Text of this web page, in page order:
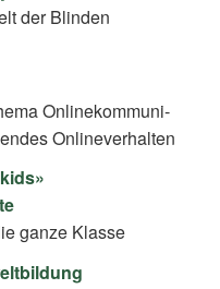
der Blinden
On­line­kom­mu­ni­
Onlineverhalten
ganze Klasse